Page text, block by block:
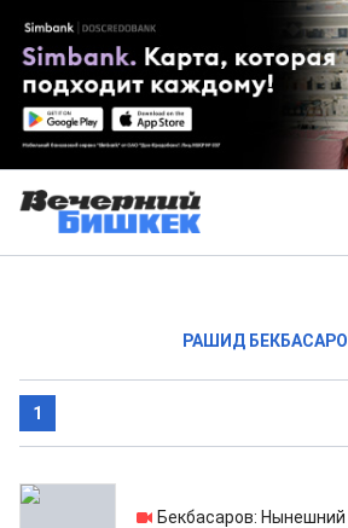
РАШИД
1
11.07.2014
Бекбасаров: